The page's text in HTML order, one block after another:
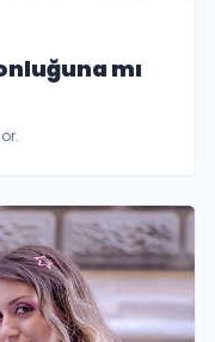
mı